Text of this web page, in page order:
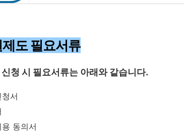
도 필요서류
청 시 필요서류는 아래와 같습니다.
서
동의서